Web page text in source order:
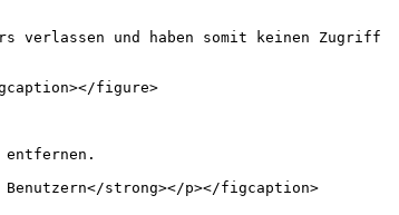
verlassen und haben somit keinen Zugriff
figure>
entfernen.
strong></p></figcaption>